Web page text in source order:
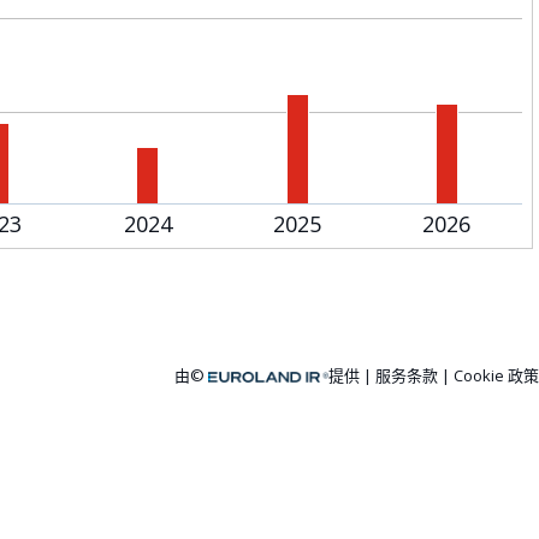
2024 2025 2026
由© Euroland.com提供 服务条款 | Cookie 政策